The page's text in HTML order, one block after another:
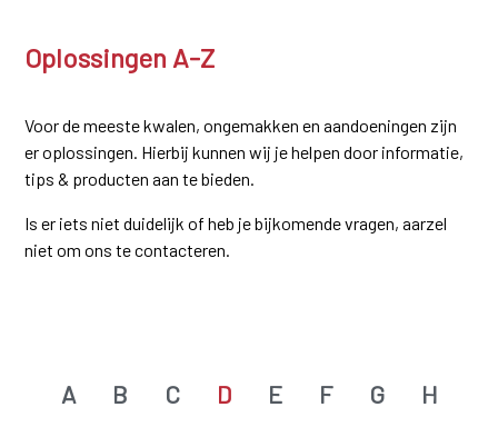
Oplossingen A-Z
Voor de meeste kwalen, ongemakken en aandoeningen zijn
er oplossingen. Hierbij kunnen wij je helpen door informatie,
tips & producten aan te bieden.
Is er iets niet duidelijk of heb je bijkomende vragen, aarzel
niet om ons te contacteren.
A B C D E F G H